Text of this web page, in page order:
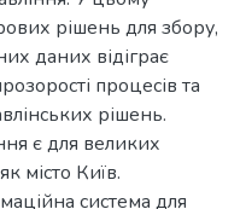
рішень для збору,
даних відіграє
процесів та
рішень.
є для великих
місто Київ.
система для